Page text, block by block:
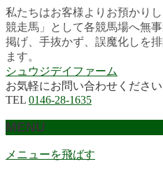
私たちはお客様よりお預かり
競走馬」として各競馬場へ無
掲げ、手抜かず、誤魔化しを
ます。
シュウジデイファーム
お気軽にお問い合わせください
TEL 0146-28-1635
MENU
メニューを飛ばす